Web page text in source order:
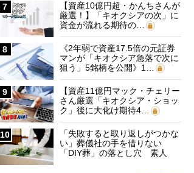
7
【資産10億円超・かんちさんが
厳選！】「キオクシアの次」に
資金が流れる期待の…
8
《2年弱で資産17.5倍の元証券
マンが「キオクシア急落で次に
狙う」5銘柄を公開》1…
9
【資産11億円マック・チェリー
さん厳選「キオクシア・ショッ
ク」後に大化け期待4…
10
「失敗すると取り返しがつかな
い」葬儀社の手を借りない
「DIY葬」の落とし穴 素人